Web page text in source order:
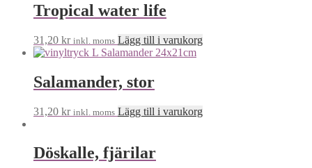
Tropical water life
31,20 kr inkl. moms Lägg till i varukorg
Salamander, stor
31,20 kr inkl. moms Lägg till i varukorg
Döskalle, fjärilar